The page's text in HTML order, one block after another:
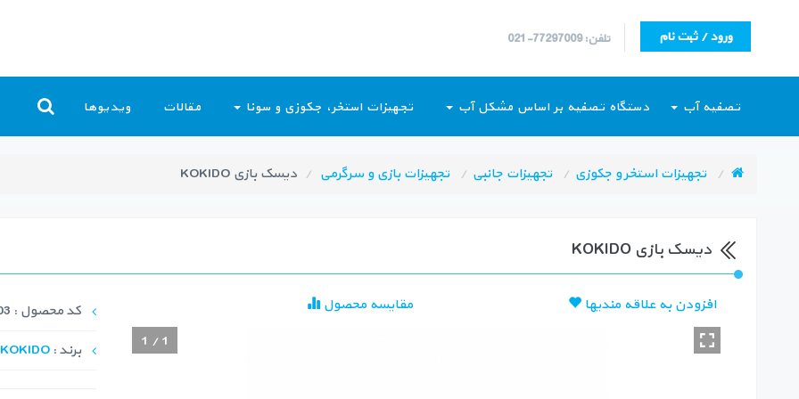
تلفن: 77297009-021 ورود / ثبت نام
تصفیه آب دستگاه تصفیه بر اساس مشکل آب تجهیزات استخر، جکوزی و سونا مقالات ویدیوها
تجهیزات استخر و جکوزی تجهیزات جانبی تجهیزات بازی و سرگرمی دیسک بازی KOKIDO
دیسک بازی KOKIDO
افزودن به علاقه مندیها
مقایسه محصول
1 /1
کد محصول : PTY-1003
برند :KOKIDO